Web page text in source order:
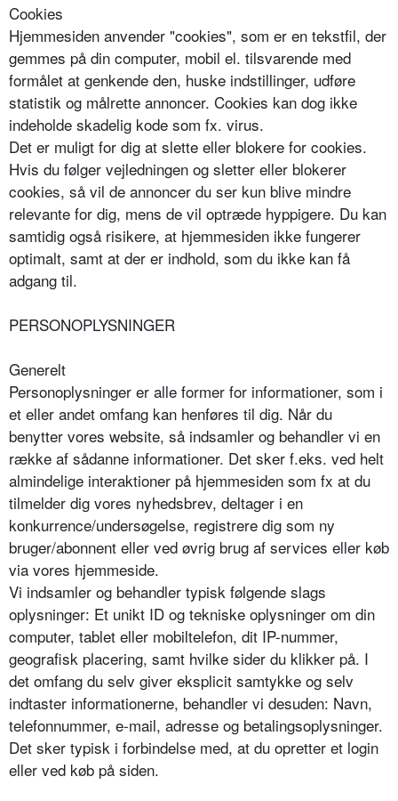
Cookies
Hjemmesiden anvender "cookies", som er en tekstfil, der
gemmes på din computer, mobil el. tilsvarende med
formålet at genkende den, huske indstillinger, udføre
statistik og målrette annoncer. Cookies kan dog ikke
indeholde skadelig kode som fx. virus.
Det er muligt for dig at slette eller blokere for cookies.
Hvis du følger vejledningen og sletter eller blokerer
cookies, så vil de annoncer du ser kun blive mindre
relevante for dig, mens de vil optræde hyppigere. Du kan
samtidig også risikere, at hjemmesiden ikke fungerer
optimalt, samt at der er indhold, som du ikke kan få
adgang til.
PERSONOPLYSNINGER
Generelt
Personoplysninger er alle former for informationer, som i
et eller andet omfang kan henføres til dig. Når du
benytter vores website, så indsamler og behandler vi en
række af sådanne informationer. Det sker f.eks. ved helt
almindelige interaktioner på hjemmesiden som fx at du
tilmelder dig vores nyhedsbrev, deltager i en
konkurrence/undersøgelse, registrere dig som ny
bruger/abonnent eller ved øvrig brug af services eller køb
via vores hjemmeside.
Vi indsamler og behandler typisk følgende slags
oplysninger: Et unikt ID og tekniske oplysninger om din
computer, tablet eller mobiltelefon, dit IP-nummer,
geografisk placering, samt hvilke sider du klikker på. I
det omfang du selv giver eksplicit samtykke og selv
indtaster informationerne, behandler vi desuden: Navn,
telefonnummer, e-mail, adresse og betalingsoplysninger.
Det sker typisk i forbindelse med, at du opretter et login
eller ved køb på siden.